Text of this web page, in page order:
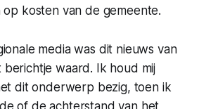
kosten van de gemeente.
media was dit nieuws van
waard. Ik houd mij
dit onderwerp bezig, toen ik